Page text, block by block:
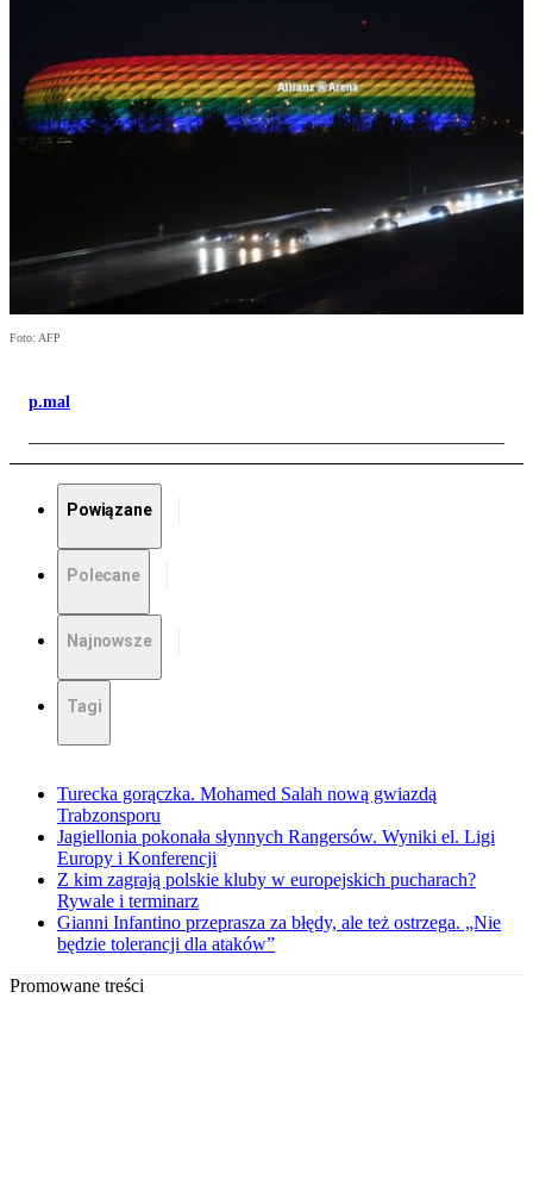
Foto: AFP
p.mal
Powiązane
Polecane
Najnowsze
Tagi
Turecka gorączka. Mohamed Salah nową gwiazdą
Trabzonsporu
Jagiellonia pokonała słynnych Rangersów. Wyniki el. Ligi
Europy i Konferencji
Z kim zagrają polskie kluby w europejskich pucharach?
Rywale i terminarz
Gianni Infantino przeprasza za błędy, ale też ostrzega. „Nie
będzie tolerancji dla ataków”
Promowane treści